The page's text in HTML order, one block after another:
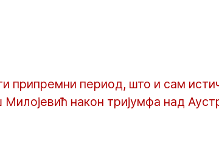
припремни период, што и сам
након тријумфа над